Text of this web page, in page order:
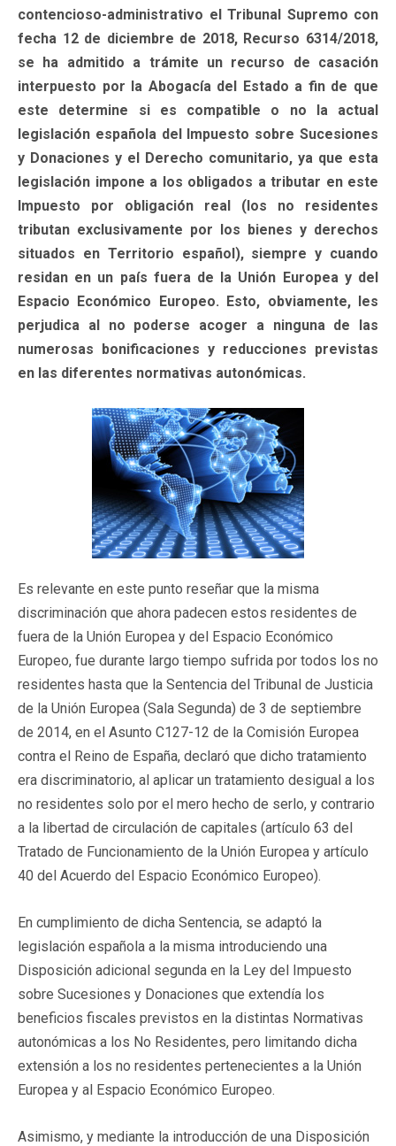
contencioso-administrativo el Tribunal Supremo con
fecha 12 de diciembre de 2018, Recurso 6314/2018,
se ha admitido a trámite un recurso de casación
interpuesto por la Abogacía del Estado a fin de que
este determine si es compatible o no la actual
legislación española del Impuesto sobre Sucesiones
y Donaciones y el Derecho comunitario, ya que esta
legislación impone a los obligados a tributar en este
Impuesto por obligación real (los no residentes
tributan exclusivamente por los bienes y derechos
situados en Territorio español), siempre y cuando
residan en un país fuera de la Unión Europea y del
Espacio Económico Europeo. Esto, obviamente, les
perjudica al no poderse acoger a ninguna de las
numerosas bonificaciones y reducciones previstas
en las diferentes normativas autonómicas.
Es relevante en este punto reseñar que la misma
discriminación que ahora padecen estos residentes de
fuera de la Unión Europea y del Espacio Económico
Europeo, fue durante largo tiempo sufrida por todos los no
residentes hasta que la Sentencia del Tribunal de Justicia
de la Unión Europea (Sala Segunda) de 3 de septiembre
de 2014, en el Asunto C127-12 de la Comisión Europea
contra el Reino de España, declaró que dicho tratamiento
era discriminatorio, al aplicar un tratamiento desigual a los
no residentes solo por el mero hecho de serlo, y contrario
a la libertad de circulación de capitales (artículo 63 del
Tratado de Funcionamiento de la Unión Europea y artículo
40 del Acuerdo del Espacio Económico Europeo).
En cumplimiento de dicha Sentencia, se adaptó la
legislación española a la misma introduciendo una
Disposición adicional segunda en la Ley del Impuesto
sobre Sucesiones y Donaciones que extendía los
beneficios fiscales previstos en la distintas Normativas
autonómicas a los No Residentes, pero limitando dicha
extensión a los no residentes pertenecientes a la Unión
Europea y al Espacio Económico Europeo.
Asimismo, y mediante la introducción de una Disposición